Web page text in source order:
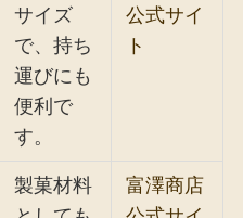
サイズ
で、持ち
運びにも
便利で
す。
公式サイ
ト
製菓材料
富澤商店